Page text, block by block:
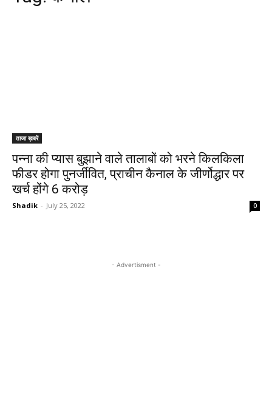
ताजा ख़बरें
पन्ना की प्यास बुझाने वाले तालाबों को भरने किलकिला
फीडर होगा पुनर्जीवित, प्राचीन कैनाल के जीर्णोद्धार पर
खर्च होंगे 6 करोड़
Shadik - July 25, 2022 0
- Advertisment -